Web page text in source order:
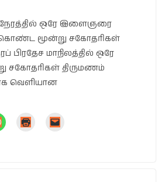
நேரத்தில் ஒரே இளைஞரை
மூன்று சகோதரிகள்
பிரதேச மாநிலத்தில் ஒரே
திருமணம்
வெளியான